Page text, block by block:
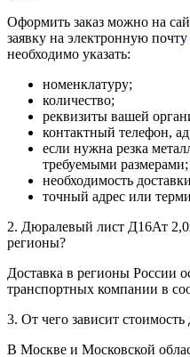
Оформить заказ можно на
заявку на электронную почту
необходимо указать:
номенклатуру;
количество;
реквизиты вашей
контактный телефон,
если нужна резка
требуемыми размерами;
необходимость
точный адрес или
2. Дюралевый лист Д16Ат
регионы?
Доставка в регионы России
транспортных компании в
3. От чего зависит стоимость
В Москве и Московской